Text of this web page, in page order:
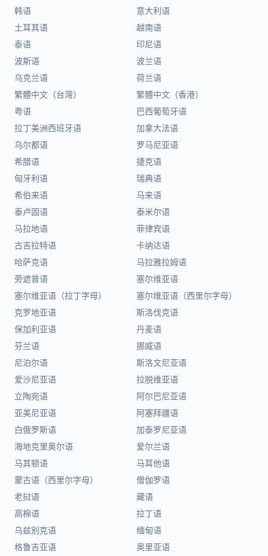
韩语
意大利语
土耳其语
越南语
泰语
印尼语
波斯语
波兰语
乌克兰语
荷兰语
繁體中文（台灣）
繁體中文（香港）
粤语
巴西葡萄牙语
拉丁美洲西班牙语
加拿大法语
乌尔都语
罗马尼亚语
希腊语
捷克语
匈牙利语
瑞典语
希伯来语
马来语
泰卢固语
泰米尔语
马拉地语
菲律宾语
古吉拉特语
卡纳达语
哈萨克语
马拉雅拉姆语
旁遮普语
塞尔维亚语
塞尔维亚语（拉丁字母）
塞尔维亚语（西里尔字母）
克罗地亚语
斯洛伐克语
保加利亚语
丹麦语
芬兰语
挪威语
尼泊尔语
斯洛文尼亚语
爱沙尼亚语
拉脱维亚语
立陶宛语
阿尔巴尼亚语
亚美尼亚语
阿塞拜疆语
白俄罗斯语
加泰罗尼亚语
海地克里奥尔语
爱尔兰语
马其顿语
马耳他语
蒙古语（西里尔字母）
僧伽罗语
老挝语
藏语
高棉语
拉丁语
乌兹别克语
缅甸语
格鲁吉亚语
奥里亚语